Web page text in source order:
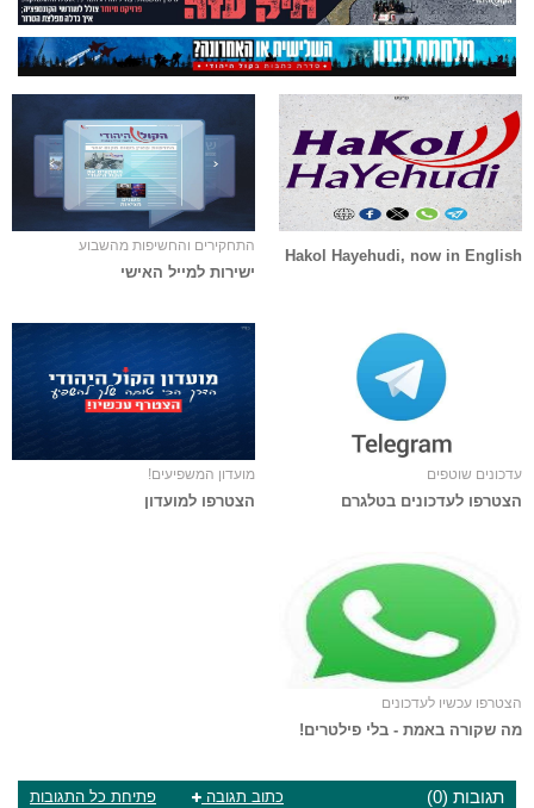
Hakol Hayehudi, now in English
התחקירים והחשיפות מהשבוע
ישירות למייל האישי
עדכונים שוטפים
הצטרפו לעדכונים בטלגרם
מועדון המשפיעים!
הצטרפו למועדון
הצטרפו עכשיו לעדכונים
מה שקורה באמת - בלי פילטרים!
תגובות (0) פתיחת כל התגובות כתוב תגובה